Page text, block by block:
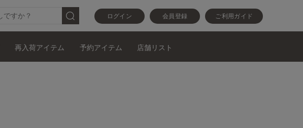
ログイン 会員登録 ご利用ガイド
再入荷アイテム 予約アイテム 店舗リスト